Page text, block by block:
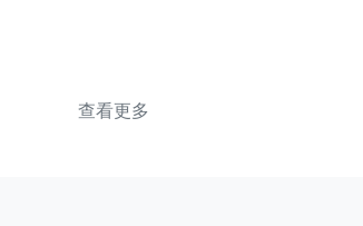
查看更多